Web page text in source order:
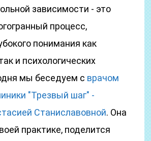
зависимости - это
процесс,
понимания как
и психологических
мы беседуем с врачом
"Трезвый шаг" -
Станиславовной. Она
практике, поделится